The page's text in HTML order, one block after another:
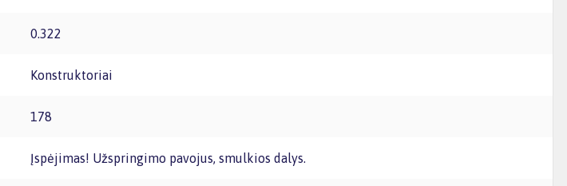
0.322
Konstruktoriai
178
Įspėjimas! Užspringimo pavojus, smulkios dalys.